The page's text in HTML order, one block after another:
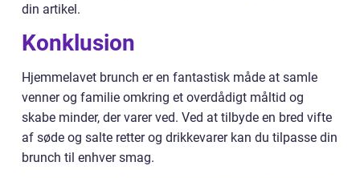
din artikel.
Konklusion
Hjemmelavet brunch er en fantastisk måde at samle
venner og familie omkring et overdådigt måltid og
skabe minder, der varer ved. Ved at tilbyde en bred vifte
af søde og salte retter og drikkevarer kan du tilpasse din
brunch til enhver smag.